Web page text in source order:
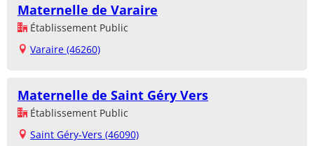
Maternelle de Varaire
Établissement Public
Varaire (46260)
Maternelle de Saint Géry Vers
Établissement Public
Saint Géry-Vers (46090)